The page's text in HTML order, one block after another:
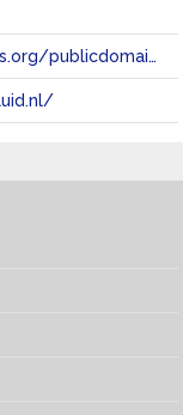
https://creativecommons.org/publicdomain/zero/1.0/